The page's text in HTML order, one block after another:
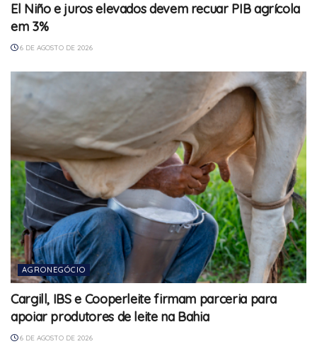
El Niño e juros elevados devem recuar PIB agrícola
em 3%
6 DE AGOSTO DE 2026
AGRONEGÓCIO
Cargill, IBS e Cooperleite firmam parceria para
apoiar produtores de leite na Bahia
6 DE AGOSTO DE 2026